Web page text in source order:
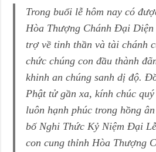
Trong buổi lễ hôm nay có
Hòa Thượng Chánh Đại
trợ về tinh thần và tài chánh
chức chúng con đầu thành
khinh an chúng sanh dị độ.
Phật tử gần xa, kính chúc
luôn hạnh phúc trong hồng
bố Nghi Thức Kỷ Niệm Đại
con cung thỉnh Hòa Thượng